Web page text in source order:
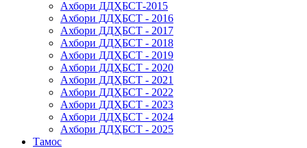
Ахбори ДДҲБСТ-2015
Ахбори ДДҲБСТ - 2016
Ахбори ДДҲБСТ - 2017
Ахбори ДДҲБСТ - 2018
Ахбори ДДҲБСТ - 2019
Ахбори ДДҲБСТ - 2020
Ахбори ДДҲБСТ - 2021
Ахбори ДДҲБСТ - 2022
Ахбори ДДҲБСТ - 2023
Ахбори ДДҲБСТ - 2024
Ахбори ДДҲБСТ - 2025
Тамос